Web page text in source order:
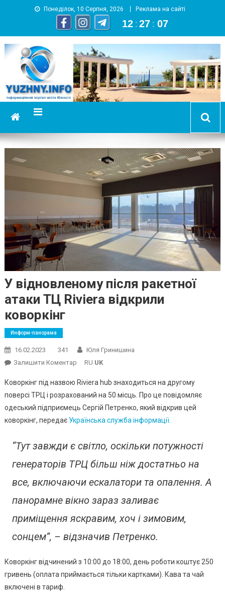
Понеділок, 10 Серпня, 2026 Реклама на сайті
12 :27 : 07
YUZHNY.INFO
информационный портал города Южный
У відновленому після ракетної
атаки ТЦ Riviera відкрили
коворкінг
Информ-панорама
16.02.2023 341
Юля Гринишина
Залишити КоментарOn
Відновленому
Після
Ракетної
Атаки
Riviera
Коворкінг
RU UK
Коворкінг під назвою Riviera hub знаходиться на другому
поверсі ТРЦ і розрахований на 50 місць. Про це повідомляє
одеський підприємець Сергій Петренко, який відкрив цей
коворкінг, передає Українська служба інформації.
“Тут завжди є світло, оскільки потужності
генераторів ТРЦ більш ніж достатньо на
все, включаючи ескалатори та опалення. А
панорамне вікно зараз заливає
приміщення яскравим, хоч і зимовим,
сонцем”, – відзначив Петренко.
Коворкінг відчинений з 10:00 до 18:00, день роботи коштує 250
гривень (оплата приймається тільки картками). Кава та чай
включені в тариф.